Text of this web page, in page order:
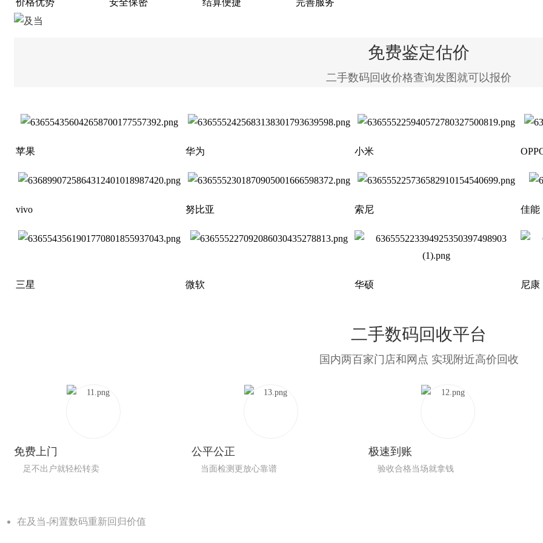
免费鉴定估价
二手数码回收价格查询发图就可以报价
苹果 华为 小米
vivo 努比亚 索尼 佳能
三星 微软 华硕 尼康
二手数码回收平台
国内两百家门店和网点 实现附近高价回收
免费上门
足不出户就轻松转卖
公平公正
当面检测更放心靠谱
极速到账
验收合格当场就拿钱
在及当-闲置数码重新回归价值